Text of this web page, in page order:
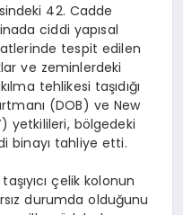
42. Cadde
ciddi yapısal
tespit edilen
ve zeminlerdeki
tehlikesi taşıdığı
(DOB) ve New
yetkilileri, bölgedeki
binayı tahliye etti.
çelik kolonun
durumda olduğunu